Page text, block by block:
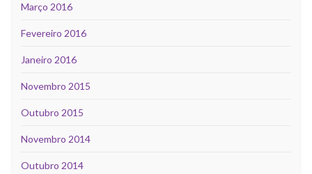
Março 2016
Fevereiro 2016
Janeiro 2016
Novembro 2015
Outubro 2015
Novembro 2014
Outubro 2014